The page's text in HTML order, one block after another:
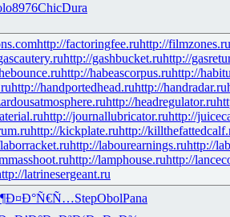
8976ChicDura
http://factoringfee.ruhttp://filmzones.ru
http://gashbucket.ruhttp://
http://habeascorpus.ruhttp://
http://handportedhead.ruhttp://handradar.ru
http://headregulator.ru
http://journallubricator.ruhttp://
http://kickplate.ruhttp://
http://labourearnings.ruhttp://
http://lamphouse.ruhttp://
latrinesergeant.ru
Ð¤Ð°Ñ€Ñ…StepObolPana